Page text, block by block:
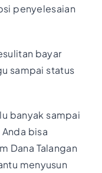
penyelesaian
bayar
sampai status
banyak sampai
bisa
Dana Talangan
menyusun